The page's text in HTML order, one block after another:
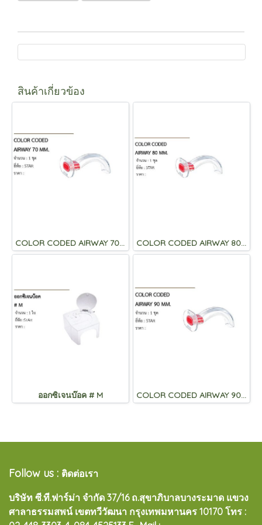
สินค้าเกี่ยวข้อง
COLOR CODED AIRWAY 70 MM. COLOR CODED AIRWAY 80 MM.
ออกซิเจนบ๊อค # M COLOR CODED AIRWAY 90 MM.
Follow us : ติดต่อเรา
บริษัท ซี.ที.ฟาร์ม่า จำกัด 37/16 ถ.สุขาภิบาลบางระมาด แขวง
ศาลาธรรมสพน์ เขตทวีวัฒนา กรุงเทพมหานคร 10170 โทร :